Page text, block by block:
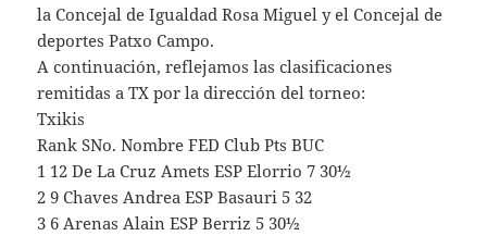
la Concejal de Igualdad Rosa Miguel y el Concejal de
deportes Patxo Campo.
A continuación, reflejamos las clasificaciones
remitidas a TX por la dirección del torneo:
Txikis
Rank SNo. Nombre FED Club Pts BUC
1 12 De La Cruz Amets ESP Elorrio 7 30½
2 9 Chaves Andrea ESP Basauri 5 32
3 6 Arenas Alain ESP Berriz 5 30½